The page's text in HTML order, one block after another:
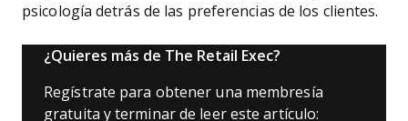
psicología detrás de las preferencias de los clientes.
¿Quieres más de The Retail Exec?
Regístrate para obtener una membresía
gratuita y terminar de leer este artículo: